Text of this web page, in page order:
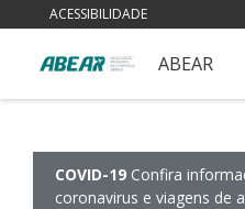
ACESSIBILIDADE
ABEAR
COVID-19 Confira
coronavirus e viagens de